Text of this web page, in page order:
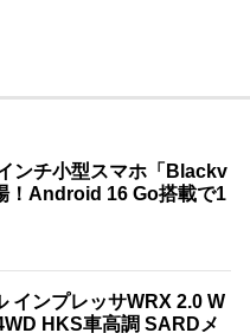
ンチ小型スマホ「Blackv
！Android 16 Go搭載で1
インプレッサWRX 2.0 W
HKS車高調 SARDメ